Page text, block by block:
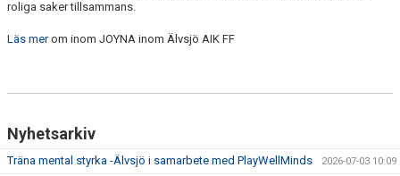
roliga saker tillsammans.
Läs merom inom JOYNA inom Älvsjö AIK FF
Nyhetsarkiv
Träna mental styrka -Älvsjö i samarbete med PlayWellMinds 2026-07-03 10:09